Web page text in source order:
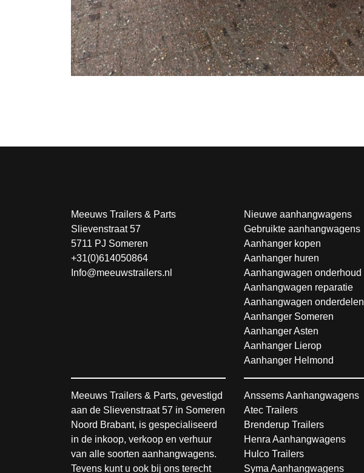
Meeuws Trailers & Parts
Slievenstraat 57
5711 PJ Someren
+31(0)614050864
Info@meeuwstrailers.nl
Nieuwe aanhangwagens
Gebruikte aanhangwagens
Aanhanger kopen
Aanhanger huren
Aanhangwagen onderhoud
Aanhangwagen reparatie
Aanhangwagen onderdelen
Aanhanger Someren
Aanhanger Asten
Aanhanger Lierop
Aanhanger Helmond
Meeuws Trailers & Parts, gevestigd
aan de Slievenstraat 57 in Someren
Noord Brabant, is gespecialiseerd
in de inkoop, verkoop en verhuur
van alle soorten aanhangwagens.
Tevens kunt u ook bij ons terecht
Anssems Aanhangwagens
Atec Trailers
Brenderup Trailers
Henra Aanhangwagens
Hulco Trailers
Syma Aanhangwagens